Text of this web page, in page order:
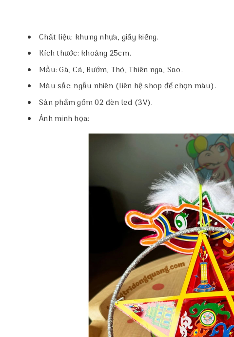
Chất liệu: khung nhựa, giấy kiếng.
Kích thước: khoảng 25cm.
Mẫu: Gà, Cá, Bướm, Thỏ, Thiên nga, Sao.
Màu sắc: ngẫu nhiên (liên hệ shop để chọn màu).
Sản phẩm gồm 02 đèn led (3V).
Ảnh minh họa: